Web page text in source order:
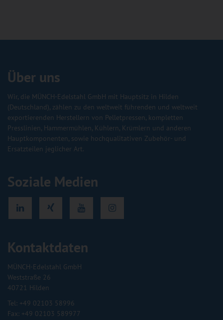
Über uns
Wir, die MÜNCH-Edelstahl GmbH mit Hauptsitz in Hilden
(Deutschland), zählen zu den weltweit führenden und weltweit
exportierenden Herstellern von Pelletpressen, kompletten
Presslinien, Hammermühlen, Kühlern, Krümlern und anderen
Hauptkomponenten, sowie hochqualitativen Zubehör- und
Ersatzteilen jeglicher Art.
Soziale Medien
Kontaktdaten
MÜNCH-Edelstahl GmbH
Weststraße 26
40721 Hilden
Tel: +49 02103 58996
Fax: +49 02103 589977